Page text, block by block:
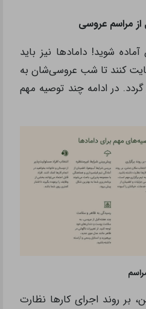
از مراسم عروسی
شوید! دامادها نیز باید
کنند تا شب عروسی‌شان به
در ادامه چند توصیه مهم
روند اجرای کارها نظارت